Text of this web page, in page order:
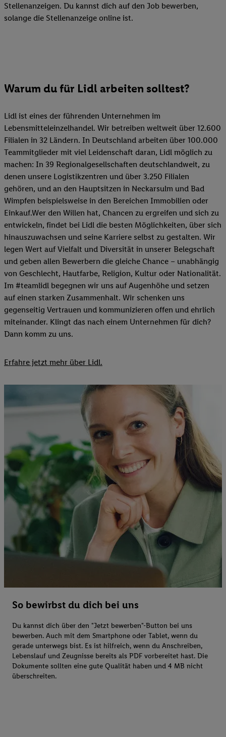
Stellenanzeigen. Du kannst dich auf den Job bewerben,
solange die Stellenanzeige online ist.
Warum du für Lidl arbeiten solltest?
Lidl ist eines der führenden Unternehmen im
Lebensmitteleinzelhandel. Wir betreiben weltweit über 12.600
Filialen in 32 Ländern. In Deutschland arbeiten über 100.000
Teammitglieder mit viel Leidenschaft daran, Lidl möglich zu
machen: In 39 Regionalgesellschaften deutschlandweit, zu
denen unsere Logistikzentren und über 3.250 Filialen
gehören, und an den Hauptsitzen in Neckarsulm und Bad
Wimpfen beispielsweise in den Bereichen Immobilien oder
Einkauf.Wer den Willen hat, Chancen zu ergreifen und sich zu
entwickeln, findet bei Lidl die besten Möglichkeiten, über sich
hinauszuwachsen und seine Karriere selbst zu gestalten. Wir
legen Wert auf Vielfalt und Diversität in unserer Belegschaft
und geben allen Bewerbern die gleiche Chance – unabhängig
von Geschlecht, Hautfarbe, Religion, Kultur oder Nationalität.
Im #teamlidl begegnen wir uns auf Augenhöhe und setzen
auf einen starken Zusammenhalt. Wir schenken uns
gegenseitig Vertrauen und kommunizieren offen und ehrlich
miteinander. Klingt das nach einem Unternehmen für dich?
Dann komm zu uns.​
Erfahre jetzt mehr über Lidl.
So bewirbst du dich bei uns
Du kannst dich über den "Jetzt bewerben"-Button bei uns
bewerben. Auch mit dem Smartphone oder Tablet, wenn du
gerade unterwegs bist. Es ist hilfreich, wenn du Anschreiben,
Lebenslauf und Zeugnisse bereits als PDF vorbereitet hast. Die
Dokumente sollten eine gute Qualität haben und 4 MB nicht
überschreiten.